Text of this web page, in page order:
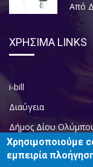
Από
ΧΡΗΣΙΜΑ LINKS
i-bill
Διαύγεια
Δήμος Δίου
Περιφερειακή
Χρησιμοποιούμε
εμπειρία